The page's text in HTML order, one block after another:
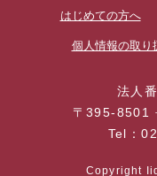
はじめての方へ
個人情報の取り
法人
〒395-8501
Tel：
Copyright